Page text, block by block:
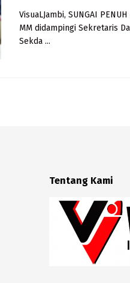
VisuaLJambi, SUNGAI
MM didampingi Sekretaris
Sekda ...
Tentang Kami